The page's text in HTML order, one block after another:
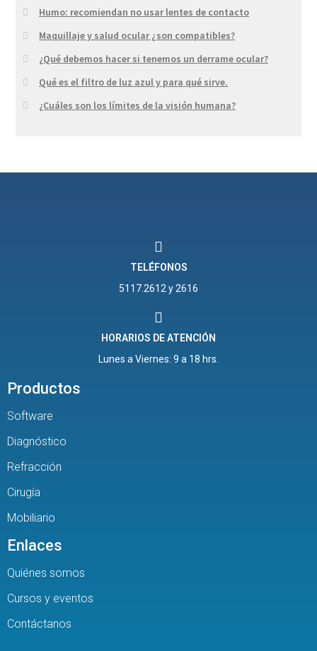
Humo: recomiendan no usar lentes de contacto
Maquillaje y salud ocular ¿son compatibles?
¿Qué debemos hacer si tenemos un derrame ocular?
Qué es el filtro de luz azul y para qué sirve.
¿Cuáles son los límites de la visión humana?
TELÉFONOS
5117.2612 y 2616
HORARIOS DE ATENCIÓN
Lunes a Viernes: 9 a 18 hrs.
Productos
Software
Diagnóstico
Refracción
Cirugía
Mobiliario
Enlaces
Quiénes somos
Cursos y eventos
Contáctanos